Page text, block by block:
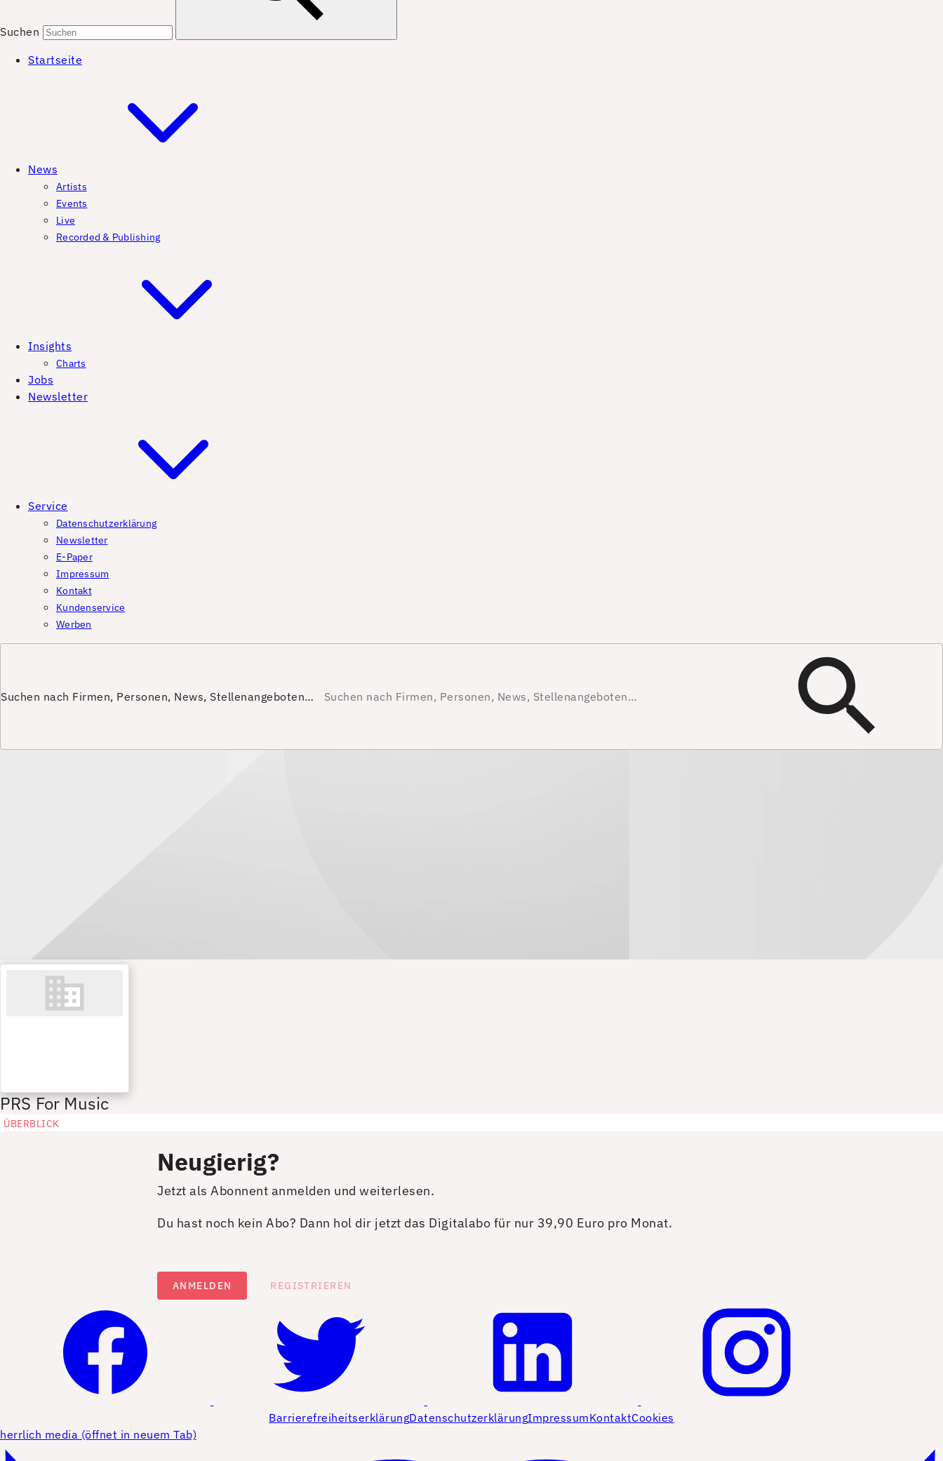
Suchen
Startseite
News
Artists
Events
Live
Recorded & Publishing
Insights
Charts
Jobs
Newsletter
Service
Datenschutzerklärung
Newsletter
E-Paper
Impressum
Kontakt
Kundenservice
Werben
Suchen nach Firmen, Personen, News, Stellenangeboten…
PRS For Music
ÜBERBLICK
Neugierig?
Jetzt als Abonnent anmelden und weiterlesen.
Du hast noch kein Abo? Dann hol dir jetzt das Digitalabo für nur 39,90 Euro pro Monat.
ANMELDEN REGISTRIEREN
BarrierefreiheitserklärungDatenschutzerklärungImpressumKontaktCookies
herrlich media (öffnet in neuem Tab)